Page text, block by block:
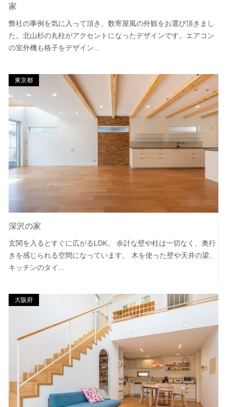
家
弊社の事例を気に入って頂き、数寄屋風の外観をお選び頂きまし
た。北山杉の丸柱がアクセントになったデザインです。エアコン
の室外機も格子をデザイン...
東京都
深沢の家
玄関を入るとすぐに広がるLDK。 余計な壁や柱は一切なく、奥行
きを感じられる空間になっています。 木を使った壁や天井の梁、
キッチンのタイ...
大阪府